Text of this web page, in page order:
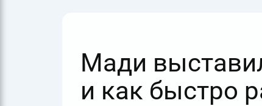
Мади
и как быстро